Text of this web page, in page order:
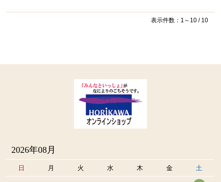
表示件数：1～10 / 10
2026年08月
日 月 火 水 木 金 土